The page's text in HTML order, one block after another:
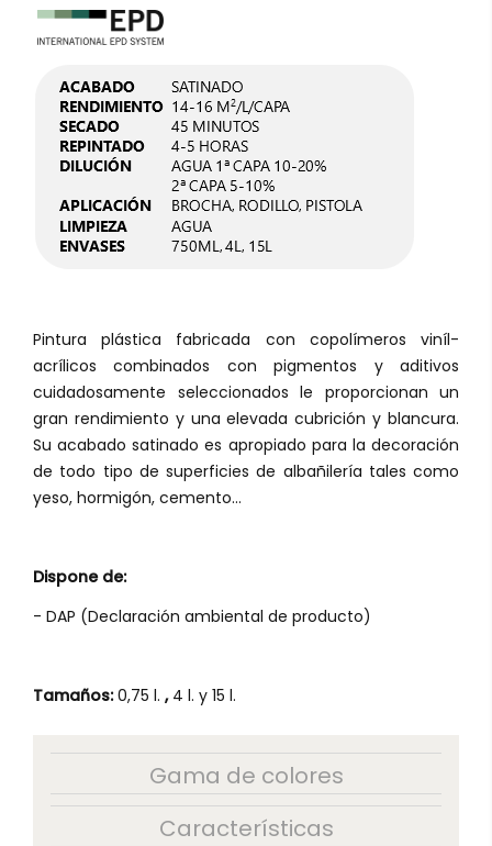
Pintura plástica fabricada con copolímeros viníl-
acrílicos combinados con pigmentos y aditivos
cuidadosamente seleccionados le proporcionan un
gran rendimiento y una elevada cubrición y blancura.
Su acabado satinado es apropiado para la decoración
de todo tipo de superficies de albañilería tales como
yeso, hormigón, cemento...
Dispone de:
- DAP (Declaración ambiental de producto)
Tamaños:0,75 l. , 4 l. y 15 l.
Gama de colores
Características